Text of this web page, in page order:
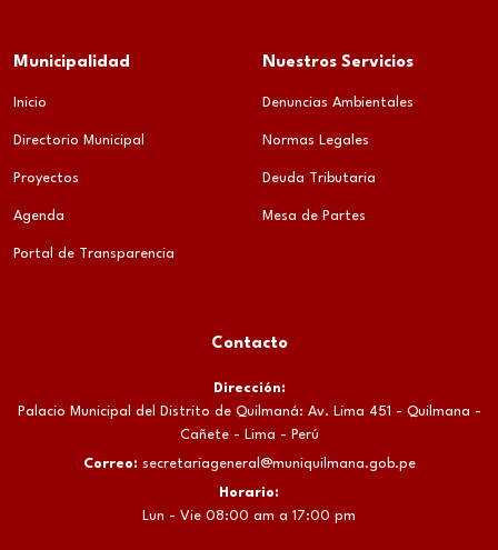
Municipalidad
Inicio
Directorio Municipal
Proyectos
Agenda
Portal de Transparencia
Nuestros Servicios
Denuncias Ambientales
Normas Legales
Deuda Tributaria
Mesa de Partes
Contacto
Dirección:
Palacio Municipal del Distrito de Quilmaná: Av. Lima 451 - Quilmana -
Cañete - Lima - Perú
Correo: secretariageneral@muniquilmana.gob.pe
Horario:
Lun - Vie 08:00 am a 17:00 pm